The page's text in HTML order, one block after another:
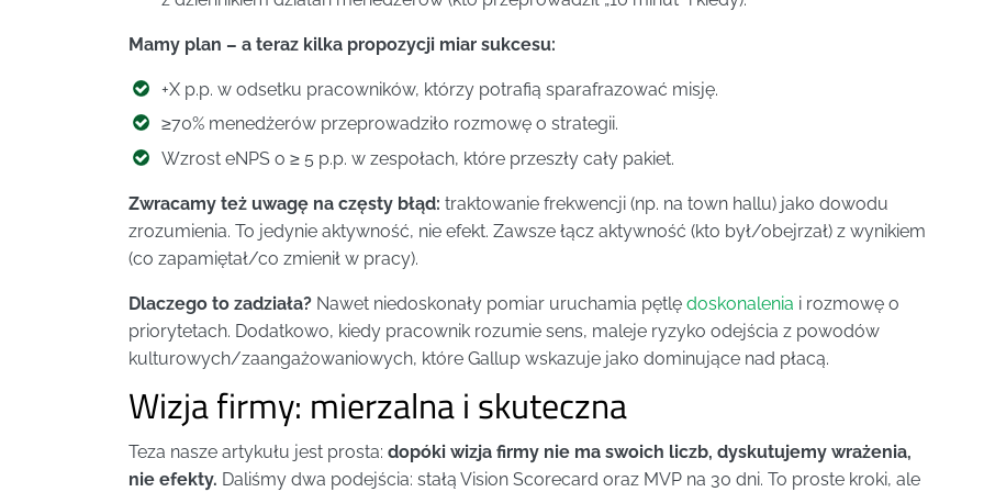
Mamy plan – a teraz kilka propozycji miar sukcesu:
+X p.p. w odsetku pracowników, którzy potrafią sparafrazować misję.
≥70% menedżerów przeprowadziło rozmowę o strategii.
Wzrost eNPS o ≥ 5 p.p. w zespołach, które przeszły cały pakiet.
Zwracamy też uwagę na częsty błąd: traktowanie frekwencji (np. na town hallu) jako dowodu
zrozumienia. To jedynie aktywność, nie efekt. Zawsze łącz aktywność (kto był/obejrzał) z wynikiem
(co zapamiętał/co zmienił w pracy).
Dlaczego to zadziała? Nawet niedoskonały pomiar uruchamia pętlę doskonalenia i rozmowę o
priorytetach. Dodatkowo, kiedy pracownik rozumie sens, maleje ryzyko odejścia z powodów
kulturowych/zaangażowaniowych, które Gallup wskazuje jako dominujące nad płacą.
Wizja firmy: mierzalna i skuteczna
Teza nasze artykułu jest prosta: dopóki wizja firmy nie ma swoich liczb, dyskutujemy wrażenia,
nie efekty. Daliśmy dwa podejścia: stałą Vision Scorecard oraz MVP na 30 dni. To proste kroki, ale